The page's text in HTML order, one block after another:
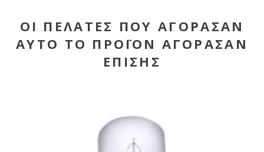
ΟΙ ΠΕΛΆΤΕΣ ΠΟΥ ΑΓΌΡΑΣΑΝ
ΑΥΤΌ ΤΟ ΠΡΟΪΌΝ ΑΓΌΡΑΣΑΝ
ΕΠΊΣΗΣ